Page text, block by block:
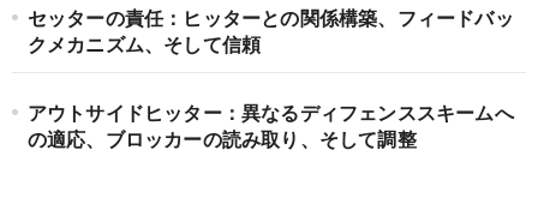
セッターの責任：ヒッターとの関係構築、フィードバッ
クメカニズム、そして信頼
アウトサイドヒッター：異なるディフェンススキームへ
の適応、ブロッカーの読み取り、そして調整